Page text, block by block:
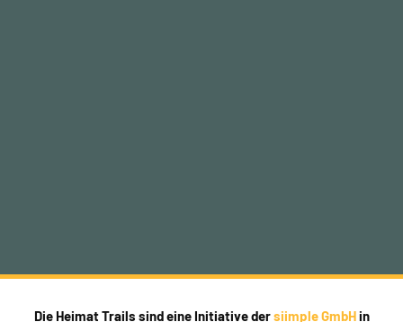
Die Heimat Trails sind eine Initiative dersiimple GmbHin